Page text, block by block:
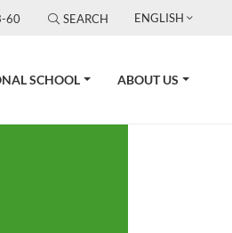
60 SEARCH ENGLISH
SCHOOL ABOUT US